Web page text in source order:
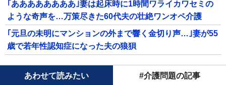
｢ああああああああ｣妻は起床時に1時間ワライカワセミの
ような奇声を…万策尽きた60代夫の壮絶ワンオペ介護
｢元旦の未明にマンションの外まで響く金切り声…｣妻が55
歳で若年性認知症になった夫の狼狽
あわせて読みたい #介護問題の記事